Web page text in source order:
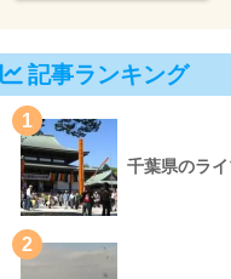
記事ランキング
1
千葉県のラ
2